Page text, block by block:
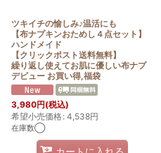
ツキイチの愉しみ♪温活にも
【布ナプキンおためし４点セット】
ハンドメイド
【クリックポスト送料無料】
繰り返し使えてお肌に優しい布ナプ
デビュー お買い得,福袋
3,980円(税込)
希望小売価格: 4,538円
在庫数◯